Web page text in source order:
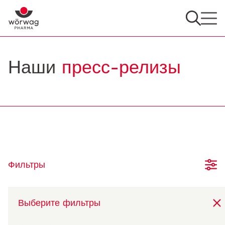
Наши пресс-релизы
Фильтры
Выберите фильтры
20.02.2025